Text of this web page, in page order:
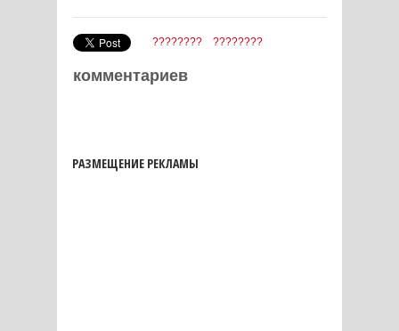
???????? ????????
комментариев
РАЗМЕЩЕНИЕ РЕКЛАМЫ